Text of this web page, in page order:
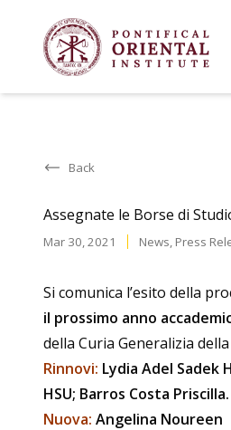
Back
Assegnate le Borse di
Mar 30, 2021 News, Press
Si comunica l’esito della
il prossimo anno
della Curia Generalizia
Rinnovi: Lydia Adel Sadek
HSU; Barros Costa Priscilla.
Nuova: Angelina Noureen